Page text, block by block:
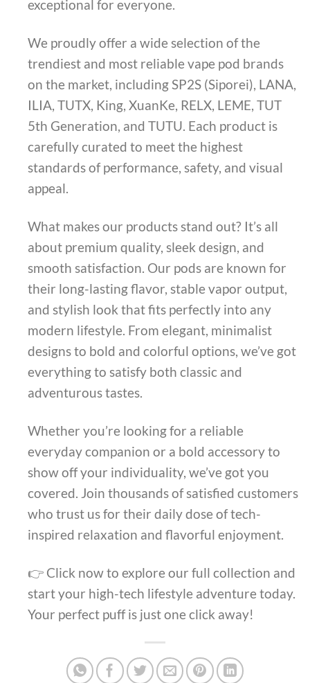
exceptional for everyone.
We proudly offer a wide selection of the
trendiest and most reliable vape pod brands
on the market, including SP2S (Siporei), LANA,
ILIA, TUTX, King, XuanKe, RELX, LEME, TUT
5th Generation, and TUTU. Each product is
carefully curated to meet the highest
standards of performance, safety, and visual
appeal.
What makes our products stand out? It’s all
about premium quality, sleek design, and
smooth satisfaction. Our pods are known for
their long-lasting flavor, stable vapor output,
and stylish look that fits perfectly into any
modern lifestyle. From elegant, minimalist
designs to bold and colorful options, we’ve got
everything to satisfy both classic and
adventurous tastes.
Whether you’re looking for a reliable
everyday companion or a bold accessory to
show off your individuality, we’ve got you
covered. Join thousands of satisfied customers
who trust us for their daily dose of tech-
inspired relaxation and flavorful enjoyment.
👉 Click now to explore our full collection and
start your high-tech lifestyle adventure today.
Your perfect puff is just one click away!